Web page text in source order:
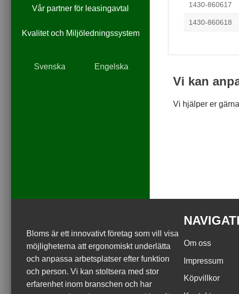
Vår partner för leasingavtal
Kvalitet och Miljöledningssystem
Svenska Engelska
1430-860617
1430-860618
Vi kan
Vi hjälper er
Bloms är ett innovativt företag som vill visa
möjligheterna att ergonomiskt underlätta
och anpassa arbetsplatser efter funktion
och person. Vi kan stoltsera med stor
erfarenhet inom branschen och har
Om oss
Impressum
Köpvillkor
innehåll och